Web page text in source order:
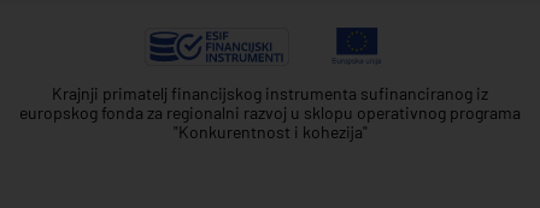
Krajnji primatelj financijskog instrumenta sufinanciranog iz
europskog fonda za regionalni razvoj u sklopu operativnog programa
"Konkurentnost i kohezija"